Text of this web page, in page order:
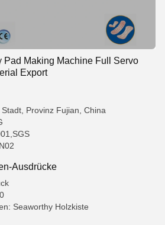
Pad Making Machine Full Servo
Export
Provinz Fujian, China
Ausdrücke
Seaworthy Holzkiste